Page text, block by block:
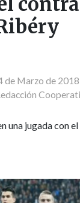
Marzo de
una jugada con el